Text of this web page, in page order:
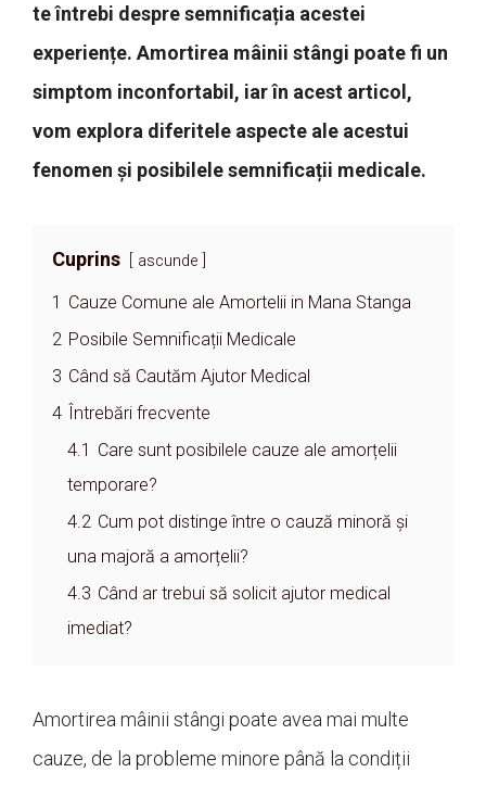
te întrebi despre semnificația acestei
experiențe. Amortirea mâinii stângi poate fi un
simptom inconfortabil, iar în acest articol,
vom explora diferitele aspecte ale acestui
fenomen și posibilele semnificații medicale.
Cuprins ascunde
1 Cauze Comune ale Amortelii in Mana Stanga
2 Posibile Semnificații Medicale
3 Când să Cautăm Ajutor Medical
4
Întrebări frecvente
4.1 Care sunt posibilele cauze ale amorțelii
temporare?
4.2 Cum pot distinge între o cauză minoră și
una majoră a amorțelii?
4.3 Când ar trebui să solicit ajutor medical
imediat?
Amortirea mâinii stângi poate avea mai multe
cauze, de la probleme minore până la condiții